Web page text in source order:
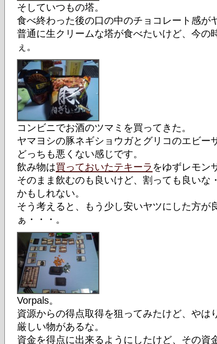
そしていつもの塔。
食べ終わった後の口の中のチョコレート感が
普通に生クリームな塔が食べたいけど、今の
ぇ。
コンビニでお酒のツマミを買ってきた。
ヤマヨシの豚ネギショウガとグリコのエビー
どっちも悪くない感じです。
飲み物は買っておいたテキーラ をゆずレモン
そのまま飲むのも良いけど、割っても良いな
かもしれない。
そう考えると、もう少し安いヤツにした方が
ぁ・・・。
Vorpals。
資源からの得点取得を狙ってみたけど、やは
厳しい物があるな。
資金を得点に出来るようにしたけど、その資